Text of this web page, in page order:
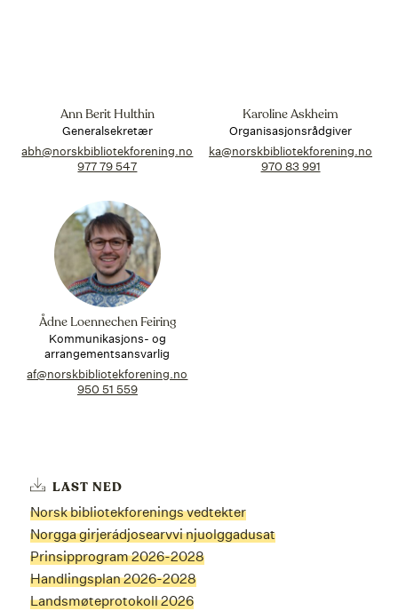
Ann Berit Hulthin
Generalsekretær
abh@norskbibliotekforening.no
977 79 547
Karoline Askheim
Organisasjonsrådgiver
ka@norskbibliotekforening.no
970 83 991
Ådne Loennechen Feiring
Kommunikasjons- og
arrangementsansvarlig
af@norskbibliotekforening.no
950 51 559
LAST NED
Norsk bibliotekforenings vedtekter
Norgga girjerádjosearvvi njuolggadusat
Prinsipprogram 2026-2028
Handlingsplan 2026-2028
Landsmøteprotokoll 2026